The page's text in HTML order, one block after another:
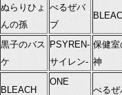
ぬらりひょ
んの孫
べるぜバ
ブ
黒子のバス
ケ
PSYREN-
サイレン-
保健室
神
BLEACH
ONE
べるぜ